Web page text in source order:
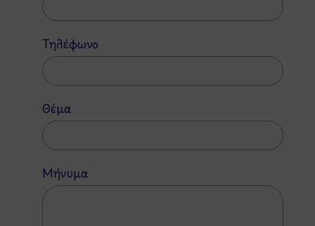
Τηλέφωνο
Θέμα
Μήνυμα